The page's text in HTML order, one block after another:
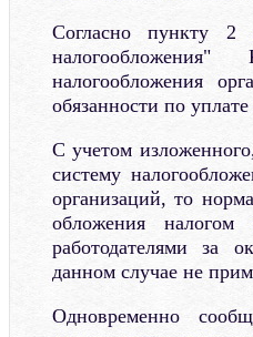
Согласно пункту 2
налогообложения
обязанности по
С учетом
систему
организаций, то
обложения
работодателями за
данном случае не
Одновременно